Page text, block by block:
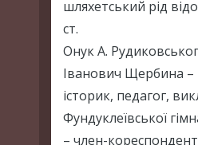
шляхетський рід
ст.
Онук А.
Іванович Щербина –
історик, педагог,
Фундуклеївської
– член-